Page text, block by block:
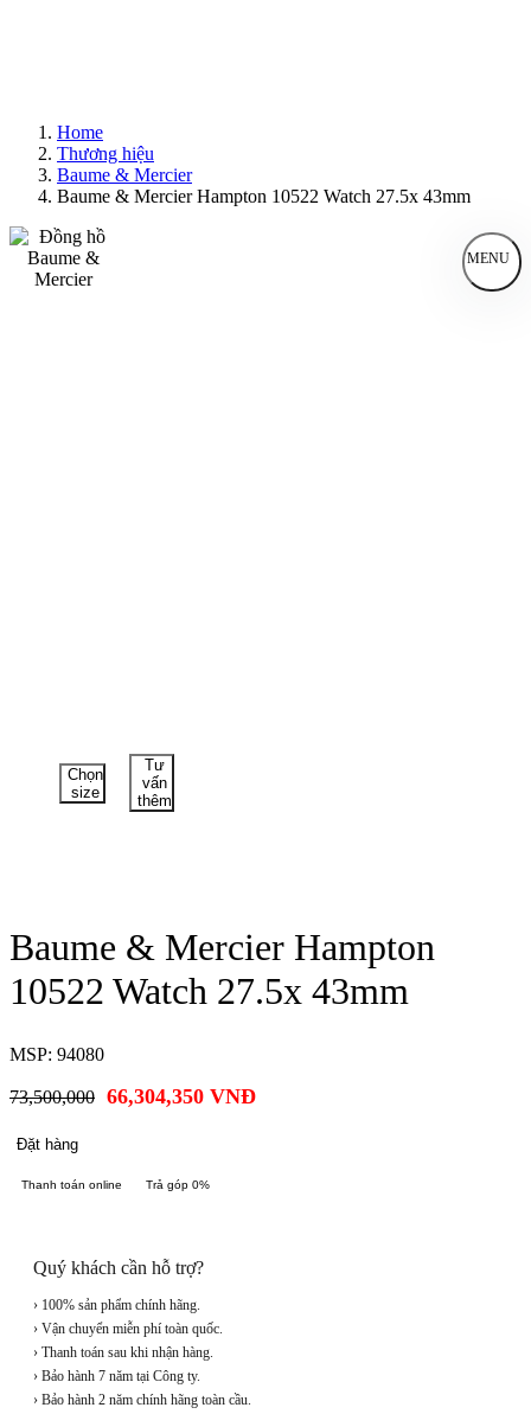
Home
Thương hiệu
Baume & Mercier
Baume & Mercier Hampton 10522 Watch 27.5x 43mm
MENU
Chọn
size
Tư
vấn
thêm
Baume & Mercier Hampton
10522 Watch 27.5x 43mm
MSP: 94080
73,500,000 66,304,350 VNĐ
Đặt hàng
Thanh toán online Trả góp 0%
Quý khách cần hỗ trợ?
› 100% sản phẩm chính hãng.
› Vận chuyển miễn phí toàn quốc.
› Thanh toán sau khi nhận hàng.
› Bảo hành 7 năm tại Công ty.
› Bảo hành 2 năm chính hãng toàn cầu.